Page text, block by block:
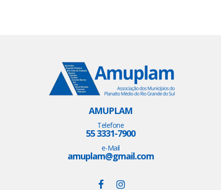
AMUPLAM
Telefone
55 3331-7900
e-Mail
amuplam@gmail.com